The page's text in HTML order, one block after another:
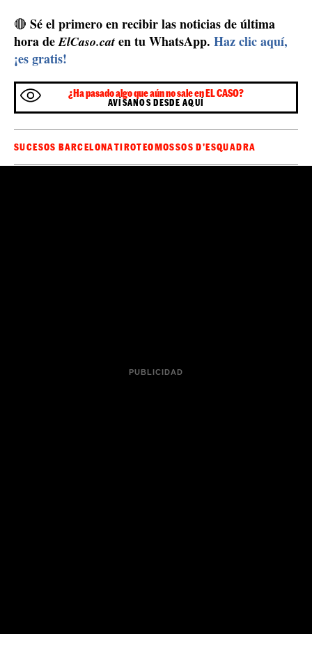
🔴 Sé el primero en recibir las noticias de última
hora deElCaso.cat en tu WhatsApp. Haz clic aquí,
¡es gratis!
¿Ha pasado algo que aún no sale en EL CASO?
AVÍSANOS DESDE AQUÍ
SUCESOS BARCELONATIROTEOMOSSOS D'ESQUADRA